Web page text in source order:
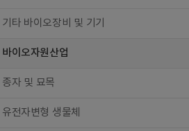
기타 바이오장비 및 기기
바이오자원산업
종자 및 묘목
유전자변형 생물체